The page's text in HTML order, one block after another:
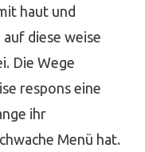
haut und
diese weise
Die Wege
respons eine
ihr
Menü hat.